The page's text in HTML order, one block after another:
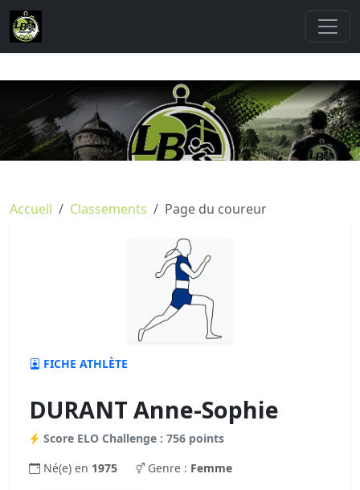
Accueil Classements Page du coureur
FICHE ATHLÈTE
DURANT Anne-Sophie
Score ELO Challenge : 756 points
Né(e) en 1975 Genre : Femme